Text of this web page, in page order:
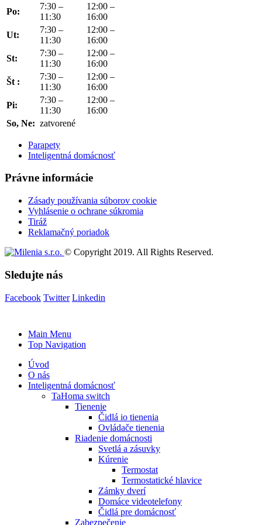
Po:
7:30 –
11:30
12:00 –
16:00
Ut:
7:30 –
11:30
12:00 –
16:00
St:
7:30 –
11:30
12:00 –
16:00
Št :
7:30 –
11:30
12:00 –
16:00
Pi:
7:30 –
11:30
12:00 –
16:00
So, Ne: zatvorené
Parapety
Inteligentná domácnosť
Právne informácie
Zásady používania súborov cookie
Vyhlásenie o ochrane súkromia
Tiráž
Reklamačný poriadok
© Copyright 2019. All Rights Reserved.
Sledujte nás
Facebook Twitter Linkedin
Main Menu
Top Navigation
Úvod
O nás
Inteligentná domácnosť
TaHoma switch
Tienenie
Čidlá io tienenia
Ovládače tienenia
Riadenie domácnosti
Svetlá a zásuvky
Kúrenie
Termostat
Termostatické hlavice
Zámky dverí
Domáce videotelefony
Čidlá pre domácnosť
Zabezpečenie